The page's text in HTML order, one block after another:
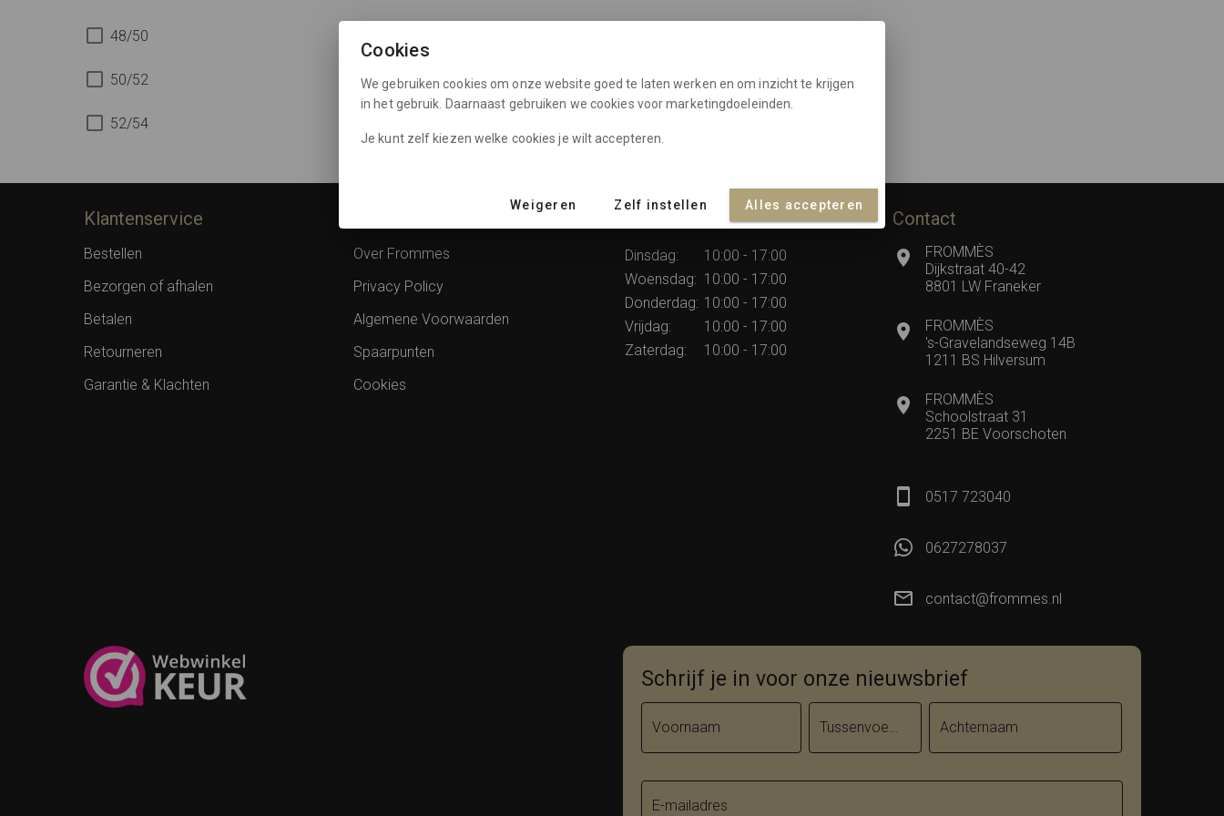
48/50
50/52
52/54
Klantenservice
Bestellen
Bezorgen of afhalen
Betalen
Retourneren
Garantie & Klachten
Over Frommes
Privacy Policy
Algemene Voorwaarden
Spaarpunten
Cookies
Openingstijden
Dinsdag:
10:00 - 17:00
Woensdag: 10:00 - 17:00
Donderdag: 10:00 - 17:00
Vrijdag:
10:00 - 17:00
Zaterdag:
10:00 - 17:00
Contact
FROMMÈS
Dijkstraat 40-42
8801 LW Franeker
FROMMÈS
's-Gravelandseweg 14B
1211 BS Hilversum
FROMMÈS
Schoolstraat 31
2251 BE Voorschoten
0517 723040
0627278037
contact@frommes.nl
Schrijf je in voor onze nieuwsbrief
Voornaam Tussenvoegsel Achternaam
E-mailadres
Cookies
We gebruiken cookies om onze website goed te laten werken en om inzicht te krijgen
in het gebruik. Daarnaast gebruiken we cookies voor marketingdoeleinden.
Je kunt zelf kiezen welke cookies je wilt accepteren.
Weigeren Zelf instellen Alles accepteren